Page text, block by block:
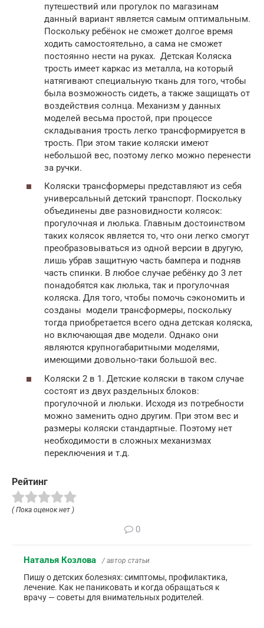
путешествий или прогулок по магазинам
данный вариант является самым оптимальным.
Поскольку ребёнок не сможет долгое время
ходить самостоятельно, а сама не сможет
постоянно нести на руках. Детская Коляска
трость имеет каркас из металла, на который
натягивают специальную ткань для того, чтобы
была возможность сидеть, а также защищать от
воздействия солнца. Механизм у данных
моделей весьма простой, при процессе
складывания трость легко трансформируется в
трость. При этом такие коляски имеют
небольшой вес, поэтому легко можно перенести
за ручки.
Коляски трансформеры представляют из себя
универсальный детский транспорт. Поскольку
объединены две разновидности колясок:
прогулочная и люлька. Главным достоинством
таких колясок является то, что они легко смогут
преобразовываться из одной версии в другую,
лишь убрав защитную часть бампера и подняв
часть спинки. В любое случае ребёнку до 3 лет
понадобятся как люлька, так и прогулочная
коляска. Для того, чтобы помочь сэкономить и
созданы модели трансформеры, поскольку
тогда приобретается всего одна детская коляска,
но включающая две модели. Однако они
являются крупногабаритными моделями,
имеющими довольно-таки большой вес.
Коляски 2 в 1. Детские коляски в таком случае
состоят из двух раздельных блоков:
прогулочной и люльки. Исходя из потребности
можно заменить одно другим. При этом вес и
размеры коляски стандартные. Поэтому нет
необходимости в сложных механизмах
переключения и т.д.
Рейтинг
( Пока оценок нет )
0
Наталья Козлова / автор статьи
Пишу о детских болезнях: симптомы, профилактика,
лечение. Как не паниковать и когда обращаться к
врачу — советы для внимательных родителей.